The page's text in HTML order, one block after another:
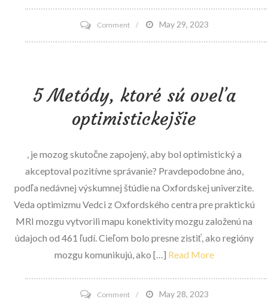
Commenton
Spoločnosť
oznamuje
športového
Bob
Whitsitt
do
správnej
rady
May 29, 2023
5 Metódy, ktoré sú oveľa
optimistickejšie
, je mozog skutočne zapojený, aby bol optimistický a
akceptoval pozitívne správanie? Pravdepodobne áno,
podľa nedávnej výskumnej štúdie na Oxfordskej univerzite.
Veda optimizmu Vedci z Oxfordského centra pre praktickú
MRI mozgu vytvorili mapu konektivity mozgu založenú na
údajoch od 461 ľudí. Cieľom bolo presne zistiť, ako regióny
mozgu komunikujú, ako […] Read More
Commenton
May 28, 2023